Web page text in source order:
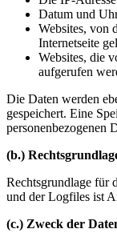
Datum und
Websites, von
Internetseite
Websites, die
aufgerufen
Die Daten werden
gespeichert. Eine
personenbezogenen
(b.)
Rechtsgrundlage für
und der Logfiles ist
(c.) Zweck der